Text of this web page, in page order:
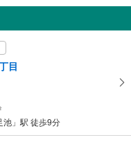
目
池」駅 徒歩9分